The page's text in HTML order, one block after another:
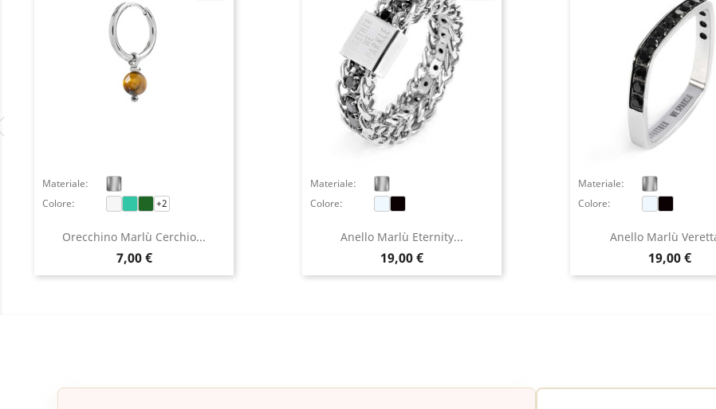
Orecchino Marlù Cerchio...
Prezzo
7,00 €
Materiale:
Colore:
+2
Anello Marlù Eternity...
Prezzo
19,00 €
Materiale:
Colore:
Anello Marlù
Prezzo
19,00 €
Materiale:
Colore: